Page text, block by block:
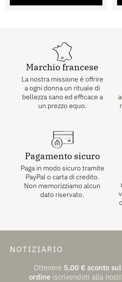
Marchio francese
La nostra missione è offrire
a ogni donna un rituale di
bellezza sano ed efficace a
un prezzo equo.
Pagamento sicuro
Paga in modo sicuro tramite
PayPal o carta di credito.
Non memorizziamo alcun
dato riservato.
NOTIZIARIO
Ottenere 5,00 € sconto
ordine iscrivendoti alla